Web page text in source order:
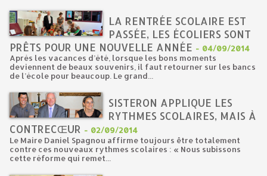
LA RENTRÉE SCOLAIRE EST
PASSÉE, LES ÉCOLIERS SONT
PRÊTS POUR UNE NOUVELLE ANNÉE - 04/09/2014
Après les vacances d’été, lorsque les bons moments
deviennent de beaux souvenirs, il faut retourner sur les bancs
de l’école pour beaucoup. Le grand...
SISTERON APPLIQUE LES
RYTHMES SCOLAIRES, MAIS À
CONTRECŒUR - 02/09/2014
Le Maire Daniel Spagnou affirme toujours être totalement
contre ces nouveaux rythmes scolaires : « Nous subissons
cette réforme qui remet...